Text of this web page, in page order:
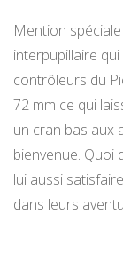
Mention
interpupillaire
contrôleurs du
72 mm ce qui
un cran bas aux
bienvenue. Quoi
lui aussi
dans leurs